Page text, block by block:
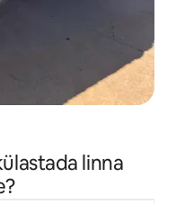
linna